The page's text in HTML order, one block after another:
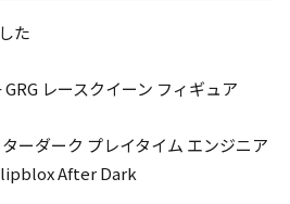
た
レースクイーン フィギュア
ーダーク プレイタイム エンジニア
After Dark